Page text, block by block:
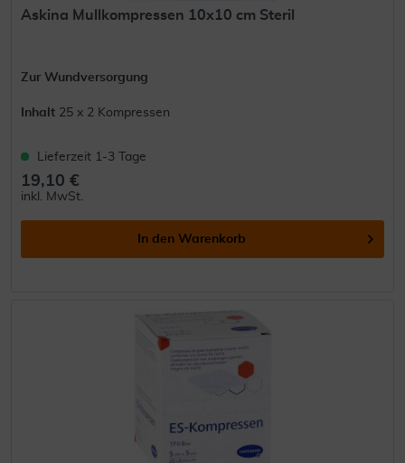
Askina Mullkompressen 10x10 cm Steril
Zur Wundversorgung
Inhalt 25 x 2 Kompressen
Lieferzeit 1-3 Tage
19,10 €
inkl. MwSt.
In den Warenkorb